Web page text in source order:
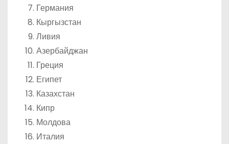
Германия
Кыргызстан
Ливия
Азербайджан
Греция
Египет
Казахстан
Кипр
Молдова
Италия